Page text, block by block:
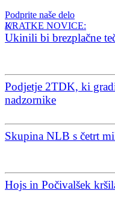
Podprite naše delo
KRATKE NOVICE:
Ukinili bi brezplačne
Podjetje 2TDK, ki
nadzornike
Skupina NLB s četrt
Hojs in Počivalšek